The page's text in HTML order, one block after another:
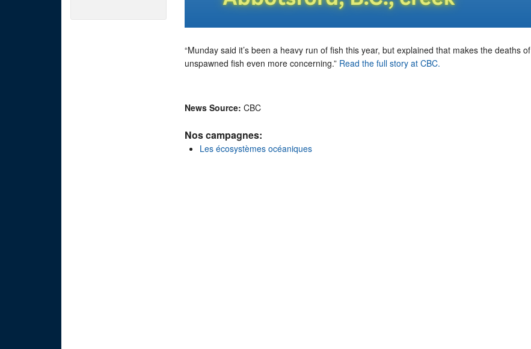
“Munday said it’s been a heavy run of fish this year, but explained that makes the deaths of
unspawned fish even more concerning.” Read the full story at CBC.
News Source: CBC
Nos campagnes:
Les écosystèmes océaniques